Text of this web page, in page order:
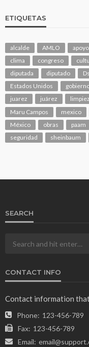
ETIQUETAS
alcalde AMLO
clima
congreso
diputada
diputado
Estados Unidos
juarez
juárez
Maru Campos
mexico
México
obras paam
seguridad
sheinbaum
SEARCH
CONTACT INFO
Contact information
Phone: 123-456-789
Fax: 123-456-789
Email: